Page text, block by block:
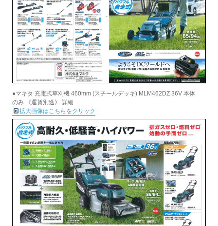
●マキタ 充電式草刈機 460mm (スチールデッキ) MLM462DZ 36V 本体
のみ 《運賃別途》 詳細
拡大画像はこちらをクリック